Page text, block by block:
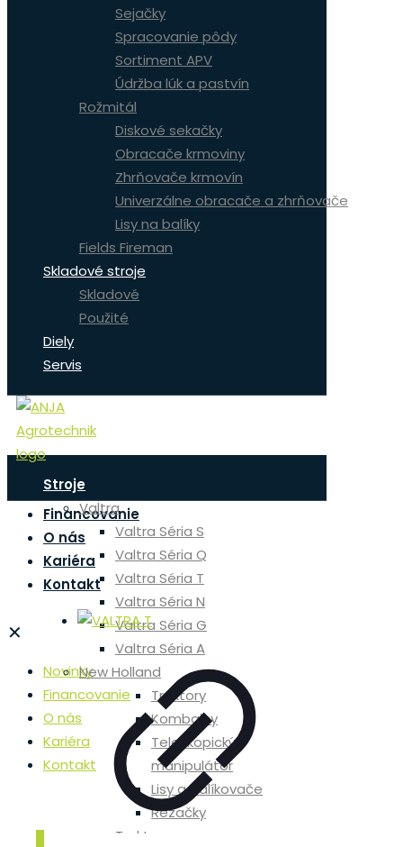
Sejačky
Spracovanie pôdy
Sortiment APV
Údržba lúk a pastvín
Rožmitál
Diskové sekačky
Obracače krmoviny
Zhrňovače krmovín
Univerzálne obracače a zhrňovače
Lisy na balíky
Fields Fireman
Skladové stroje
Skladové
Použité
Diely
Servis
Novinky
Financovanie
O nás
Kariéra
Kontakt
✕
Novinky
Financovanie
O nás
Kariéra
Kontakt
Stroje
Valtra
Valtra Séria S
Valtra Séria Q
Valtra Séria T
Valtra Séria N
Valtra Séria G
Valtra Séria A
New Holland
Traktory
Kombajny
Teleskopický
manipulátor
Lisy a balíkovače
Rezačky
Traktory